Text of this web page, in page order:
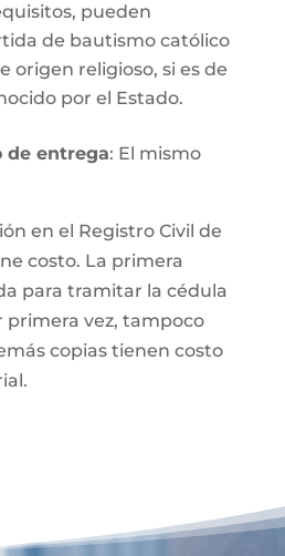
pueden
de bautismo católico
origen religioso, si es de
por el Estado.
de entrega: El mismo
en el Registro Civil de
costo. La primera
para tramitar la cédula
primera vez, tampoco
copias tienen costo